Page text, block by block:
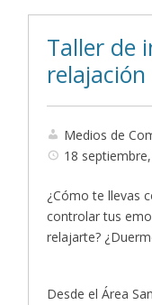
Taller de
Medios de
18
¿Cómo te llevas
controlar tus
relajarte?
Desde el Área